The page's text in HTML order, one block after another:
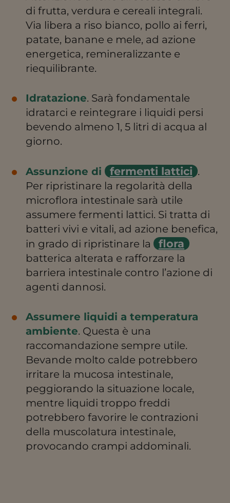
di frutta, verdura e cereali integrali.
Via libera a riso bianco, pollo ai ferri,
patate, banane e mele, ad azione
energetica, remineralizzante e
riequilibrante.
Idratazione. Sarà fondamentale
idratarci e reintegrare i liquidi persi
bevendo almeno 1, 5 litri di acqua al
giorno.
Assunzione di fermenti lattici .
Per ripristinare la regolarità della
microflora intestinale sarà utile
assumere fermenti lattici. Si tratta di
batteri vivi e vitali, ad azione benefica,
in grado di ripristinare la
flora
batterica alterata e rafforzare la
barriera intestinale contro l’azione di
agenti dannosi.
Assumere liquidi a temperatura
ambiente. Questa è una
raccomandazione sempre utile.
Bevande molto calde potrebbero
irritare la mucosa intestinale,
peggiorando la situazione locale,
mentre liquidi troppo freddi
potrebbero favorire le contrazioni
della muscolatura intestinale,
provocando crampi addominali.